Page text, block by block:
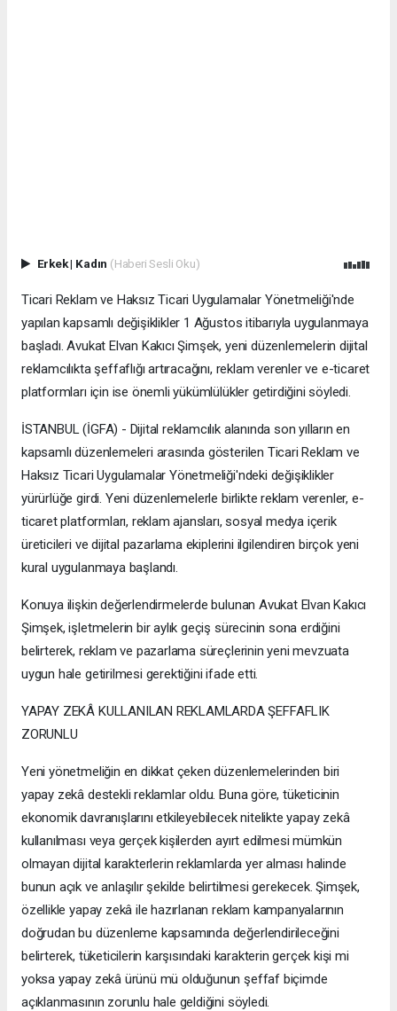
Erkek| Kadın (Haberi Sesli Oku)
Ticari Reklam ve Haksız Ticari Uygulamalar Yönetmeliği'nde
yapılan kapsamlı değişiklikler 1 Ağustos itibarıyla uygulanmaya
başladı. Avukat Elvan Kakıcı Şimşek, yeni düzenlemelerin dijital
reklamcılıkta şeffaflığı artıracağını, reklam verenler ve e-ticaret
platformları için ise önemli yükümlülükler getirdiğini söyledi.
İSTANBUL (İGFA) - Dijital reklamcılık alanında son yılların en
kapsamlı düzenlemeleri arasında gösterilen Ticari Reklam ve
Haksız Ticari Uygulamalar Yönetmeliği'ndeki değişiklikler
yürürlüğe girdi. Yeni düzenlemelerle birlikte reklam verenler, e-
ticaret platformları, reklam ajansları, sosyal medya içerik
üreticileri ve dijital pazarlama ekiplerini ilgilendiren birçok yeni
kural uygulanmaya başlandı.
Konuya ilişkin değerlendirmelerde bulunan Avukat Elvan Kakıcı
Şimşek, işletmelerin bir aylık geçiş sürecinin sona erdiğini
belirterek, reklam ve pazarlama süreçlerinin yeni mevzuata
uygun hale getirilmesi gerektiğini ifade etti.
YAPAY ZEKÂ KULLANILAN REKLAMLARDA ŞEFFAFLIK
ZORUNLU
Yeni yönetmeliğin en dikkat çeken düzenlemelerinden biri
yapay zekâ destekli reklamlar oldu. Buna göre, tüketicinin
ekonomik davranışlarını etkileyebilecek nitelikte yapay zekâ
kullanılması veya gerçek kişilerden ayırt edilmesi mümkün
olmayan dijital karakterlerin reklamlarda yer alması halinde
bunun açık ve anlaşılır şekilde belirtilmesi gerekecek. Şimşek,
özellikle yapay zekâ ile hazırlanan reklam kampanyalarının
doğrudan bu düzenleme kapsamında değerlendirileceğini
belirterek, tüketicilerin karşısındaki karakterin gerçek kişi mi
yoksa yapay zekâ ürünü mü olduğunun şeffaf biçimde
açıklanmasının zorunlu hale geldiğini söyledi.